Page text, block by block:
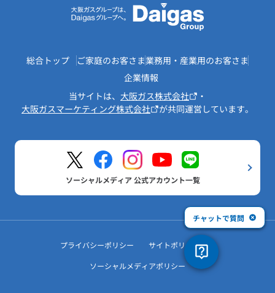
総合トップ ご家庭のお客さま業務用・産業用のお客さま
企業情報
当サイトは、 大阪ガス株式会社
・
大阪ガスマーケティング株式会社
が共同運営しています。
ソーシャルメディア 公式アカウント一覧
プライバシーポリシー
サイトポリシー
ソーシャルメディアポリシー
チャットで質問